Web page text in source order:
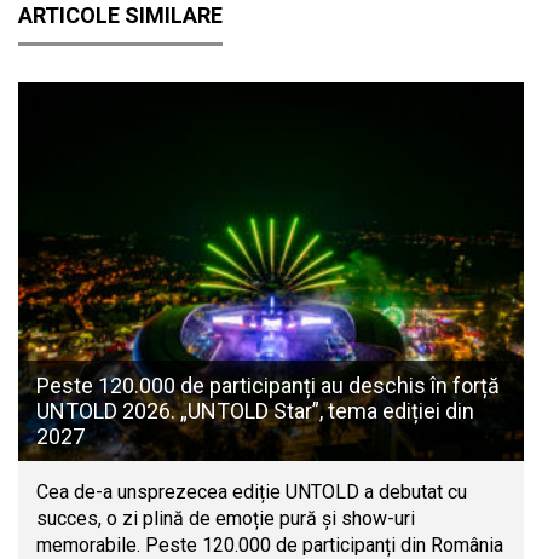
ARTICOLE SIMILARE
Peste 120.000 de participanți au deschis în forță
UNTOLD 2026. „UNTOLD Star”, tema ediției din
2027
Cea de-a unsprezecea ediție UNTOLD a debutat cu
succes, o zi plină de emoție pură și show-uri
memorabile. Peste 120.000 de participanți din România